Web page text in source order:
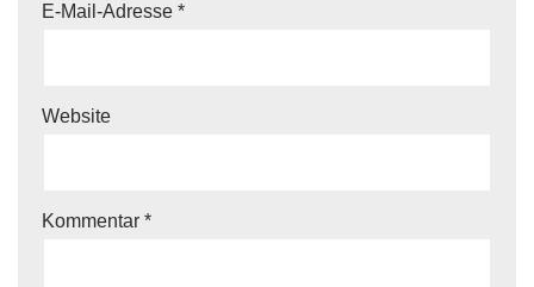
E-Mail-Adresse *
Website
Kommentar *